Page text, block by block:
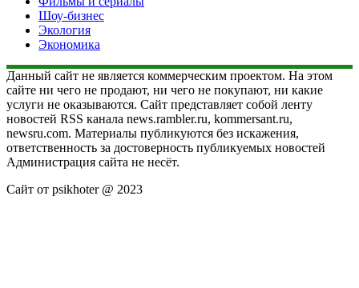
Шоу-бизнес
Экология
Экономика
Данный сайт не является коммерческим проектом. На этом
сайте ни чего не продают, ни чего не покупают, ни какие
услуги не оказываются. Сайт представляет собой ленту
новостей RSS канала news.rambler.ru, kommersant.ru,
newsru.com. Материалы публикуются без искажения,
ответственность за достоверность публикуемых новостей
Администрация сайта не несёт.
Сайт от psikhoter @ 2023